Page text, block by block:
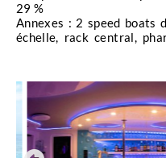
riches en biodiversité.
bancs de poissons de
formations
La croisière Légendes
expérimentés. Avec un
pour vous détendre
journée sera une
29 %
Annexes : 2 speed boats
échelle, rack central,